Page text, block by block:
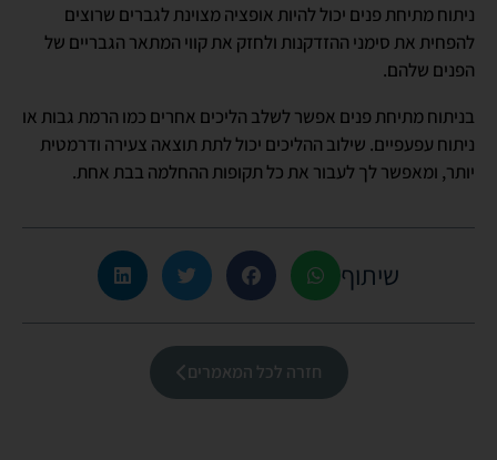
ניתוח מתיחת פנים יכול להיות אופציה מצוינת לגברים שרוצים
להפחית את סימני ההזדקנות ולחזק את קווי המתאר הגבריים של
הפנים שלהם.
בניתוח מתיחת פנים אפשר לשלב הליכים אחרים כמו הרמת גבות או
ניתוח עפעפיים. שילוב ההליכים יכול לתת תוצאה צעירה ודרמטית
יותר, ומאפשר לך לעבור את כל תקופות ההחלמה בבת אחת.
שיתוף
חזרה לכל המאמרים